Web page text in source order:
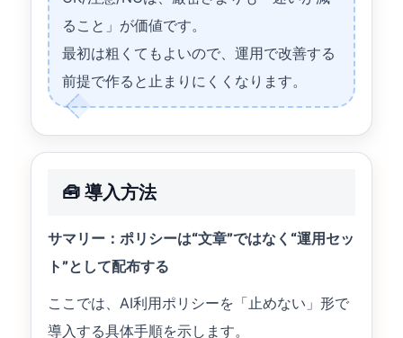
ること」が価値です。
最初は粗くてもよいので、運用で改善する
前提で作ると止まりにくくなります。
🧰 導入方法
サマリー：ポリシーは“文章”ではなく“運用セッ
ト”として配布する
ここでは、AI利用ポリシーを「止めない」形で
導入する具体手順を示します。